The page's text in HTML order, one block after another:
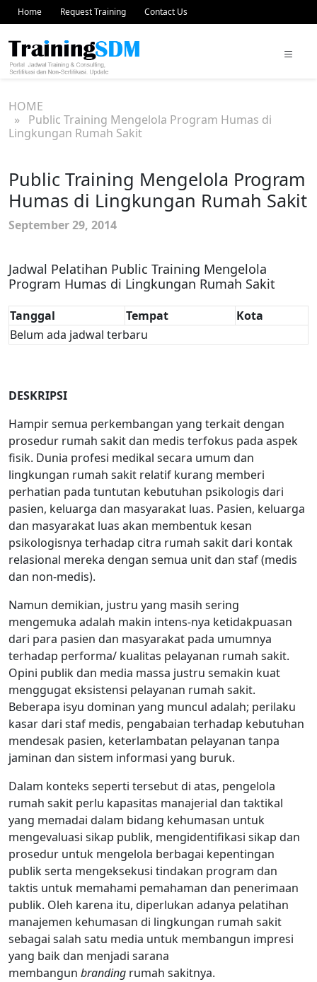
Home Request Training Contact Us
HOME
» Public Training Mengelola Program Humas di
Lingkungan Rumah Sakit
Public Training Mengelola Program
Humas di Lingkungan Rumah Sakit
September 29, 2014
Jadwal Pelatihan Public Training Mengelola
Program Humas di Lingkungan Rumah Sakit
Tanggal Tempat
Kota
Belum ada jadwal terbaru
DESKRIPSI
Hampir semua perkembangan yang terkait dengan
prosedur rumah sakit dan medis terfokus pada aspek
fisik. Dunia profesi medikal secara umum dan
lingkungan rumah sakit relatif kurang memberi
perhatian pada tuntutan kebutuhan psikologis dari
pasien, keluarga dan masyarakat luas. Pasien, keluarga
dan masyarakat luas akan membentuk kesan
psikologisnya terhadap citra rumah sakit dari kontak
relasional mereka dengan semua unit dan staf (medis
dan non-medis).
Namun demikian, justru yang masih sering
mengemuka adalah makin intens-nya ketidakpuasan
dari para pasien dan masyarakat pada umumnya
terhadap performa/ kualitas pelayanan rumah sakit.
Opini publik dan media massa justru semakin kuat
menggugat eksistensi pelayanan rumah sakit.
Beberapa isyu dominan yang muncul adalah; perilaku
kasar dari staf medis, pengabaian terhadap kebutuhan
mendesak pasien, keterlambatan pelayanan tanpa
jaminan dan sistem informasi yang buruk.
Dalam konteks seperti tersebut di atas, pengelola
rumah sakit perlu kapasitas manajerial dan taktikal
yang memadai dalam bidang kehumasan untuk
mengevaluasi sikap publik, mengidentifikasi sikap dan
prosedur untuk mengelola berbagai kepentingan
publik serta mengeksekusi tindakan program dan
taktis untuk memahami pemahaman dan penerimaan
publik. Oleh karena itu, diperlukan adanya pelatihan
manajemen kehumasan di lingkungan rumah sakit
sebagai salah satu media untuk membangun impresi
yang baik dan menjadi sarana
membangun branding rumah sakitnya.